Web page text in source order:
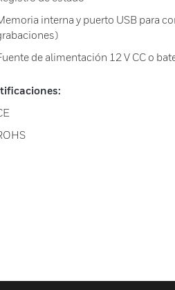
interna y puerto USB para
de alimentación 12 V CC o